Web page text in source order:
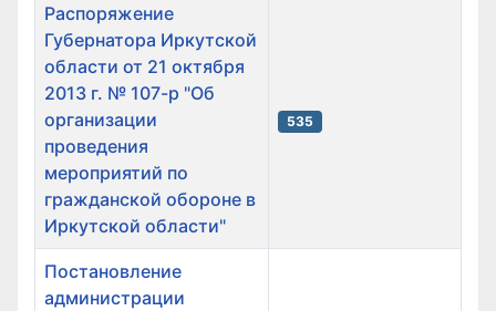
Распоряжение
Губернатора Иркутской
области от 21 октября
2013 г. № 107-р "Об
организации
проведения
мероприятий по
гражданской обороне в
Иркутской области"
535
Постановление
администрации